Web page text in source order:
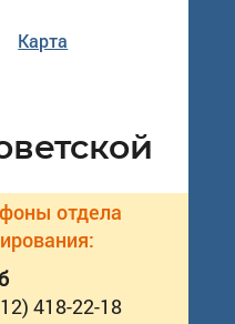
Карта
отдела
418-22-18